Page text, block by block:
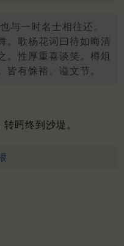
与一时名士相往还。
。歌杨花词曰待如晦清
。性厚重喜谈笑。樽俎
皆有馀裕。谥文节。
眄终到沙堤。